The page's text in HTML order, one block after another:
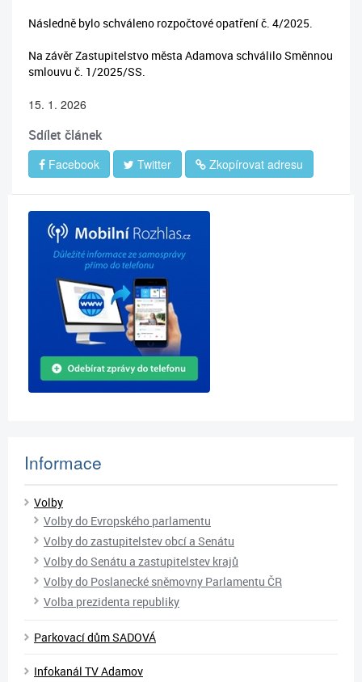
Následně bylo schváleno rozpočtové opatření č. 4/2025.
Na závěr Zastupitelstvo města Adamova schválilo Směnnou
smlouvu č. 1/2025/SS.
15. 1. 2026
Sdílet článek
Facebook Twitter Zkopírovat adresu
Informace
Volby
Volby do Evropského parlamentu
Volby do zastupitelstev obcí a Senátu
Volby do Senátu a zastupitelstev krajů
Volby do Poslanecké sněmovny Parlamentu ČR
Volba prezidenta republiky
Parkovací dům SADOVÁ
Infokanál TV Adamov